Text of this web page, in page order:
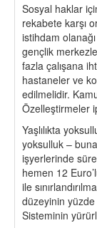
Sosyal haklar
rekabete karşı
istihdam
gençlik
fazla çalışana
hastaneler ve
edilmelidir.
Özelleştirmeler
Yaşlılıkta
yoksulluk –
işyerlerinde
hemen 12
ile
düzeyinin
Sisteminin